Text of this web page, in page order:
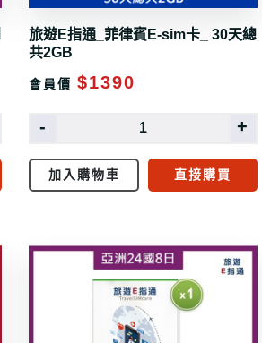
旅遊E指通_菲律賓E-sim卡_ 30天總
共2GB
會員價 $1390
- +
加入購物車 直接購買